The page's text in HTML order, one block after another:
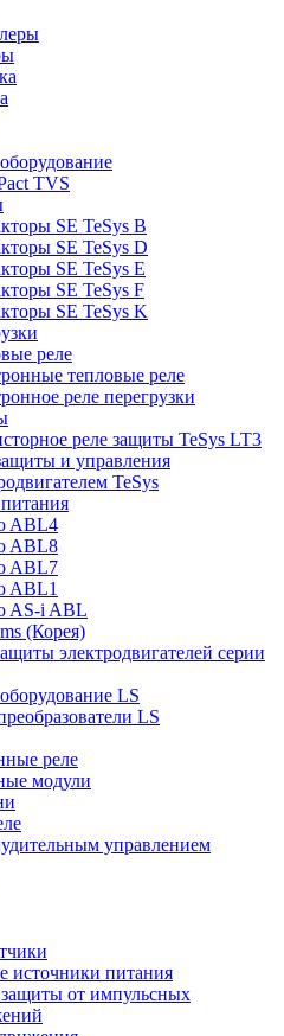
TVS
SE TeSys B
SE TeSys D
SE TeSys E
SE TeSys F
SE TeSys K
реле
тепловые реле
реле перегрузки
реле защиты TeSys LT3
и управления
TeSys
ABL4
ABL8
ABL7
ABL1
AS-i ABL
(Корея)
электродвигателей серии
LS
LS
реле
модули
управлением
источники питания
защиты от импульсных